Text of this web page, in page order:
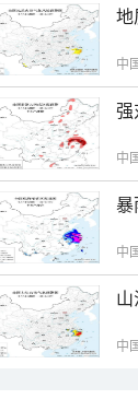
地
中
强
中
暴
中
山
中